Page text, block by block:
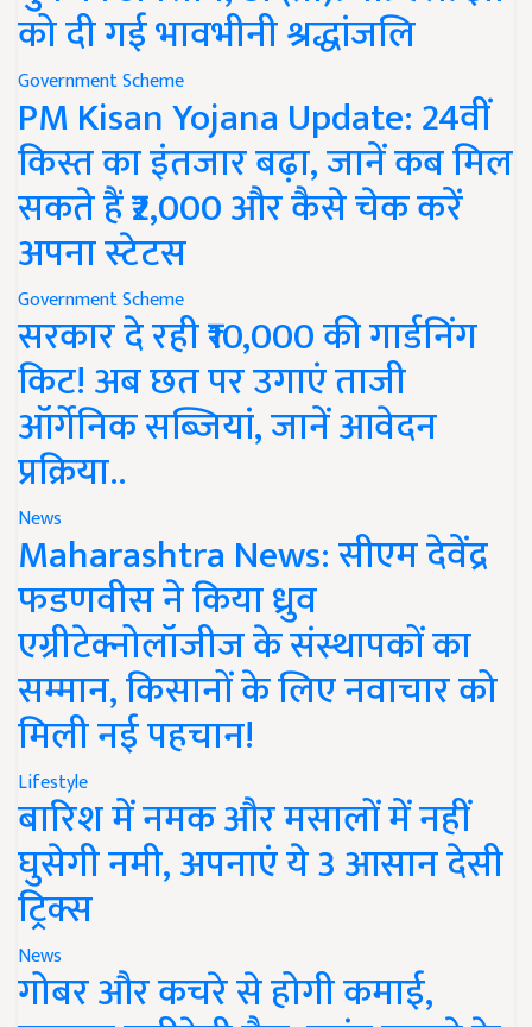
को दी गई भावभीनी श्रद्धांजलि
Government Scheme
PM Kisan Yojana Update: 24वीं
किस्त का इंतजार बढ़ा, जानें कब मिल
सकते हैं ₹2,000 और कैसे चेक करें
अपना स्टेटस
Government Scheme
सरकार दे रही ₹10,000 की गार्डनिंग
किट! अब छत पर उगाएं ताजी
ऑर्गेनिक सब्जियां, जानें आवेदन
प्रक्रिया..
News
Maharashtra News: सीएम देवेंद्र
फडणवीस ने किया ध्रुव
एग्रीटेक्नोलॉजीज के संस्थापकों का
सम्मान, किसानों के लिए नवाचार को
मिली नई पहचान!
Lifestyle
बारिश में नमक और मसालों में नहीं
घुसेगी नमी, अपनाएं ये 3 आसान देसी
ट्रिक्स
News
गोबर और कचरे से होगी कमाई,